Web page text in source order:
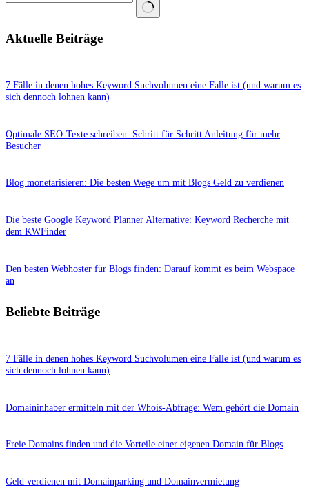
Ergebnisse
Aktuelle Beiträge
7 Fälle in denen hohes Keyword Suchvolumen eine Falle ist (und warum es
sich dennoch lohnen kann)
Optimale SEO-Texte schreiben: Schritt für Schritt Anleitung für mehr
Besucher
Blog monetarisieren: Die besten Wege um mit Blogs Geld zu verdienen
Die beste Google Keyword Planner Alternative: Keyword Recherche mit
dem KWFinder
Den besten Webhoster für Blogs finden: Darauf kommt es beim Webspace
an
Beliebte Beiträge
7 Fälle in denen hohes Keyword Suchvolumen eine Falle ist (und warum es
sich dennoch lohnen kann)
Domaininhaber ermitteln mit der Whois-Abfrage: Wem gehört die Domain
Freie Domains finden und die Vorteile einer eigenen Domain für Blogs
Geld verdienen mit Domainparking und Domainvermietung